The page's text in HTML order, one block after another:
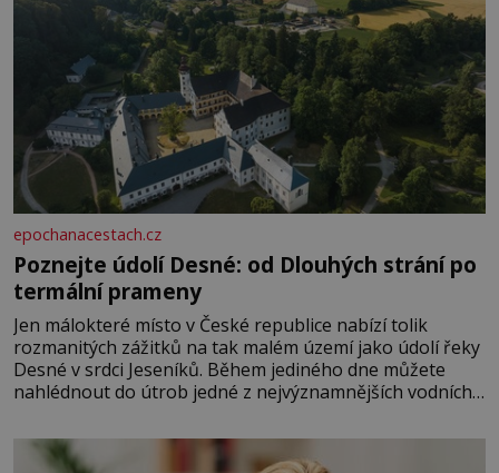
epochanacestach.cz
Poznejte údolí Desné: od Dlouhých strání po
termální prameny
Jen málokteré místo v České republice nabízí tolik
rozmanitých zážitků na tak malém území jako údolí řeky
Desné v srdci Jeseníků. Během jediného dne můžete
nahlédnout do útrob jedné z nejvýznamnějších vodních
se na koloběžce a den zakončit poznáváním památek ve
Velkých Losinách nebo v termálním